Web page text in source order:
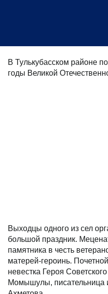
В Тулькубасском районе
годы Великой
Выходцы одного из сел
большой праздник.
памятника в честь
матерей-героинь.
невестка Героя
Момышулы, писательница